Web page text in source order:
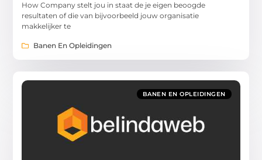
How Company stelt jou in staat de je eigen beoogde
resultaten of die van bijvoorbeeld jouw organisatie
makkelijker te
Banen En Opleidingen
BANEN EN OPLEIDINGEN